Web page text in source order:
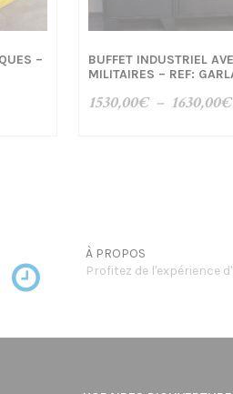
–
BUFFET INDUSTRIEL
MILITAIRES – REF:
1530,00€ – 1630,00€
À PROPOS
Profitez de l'expérience